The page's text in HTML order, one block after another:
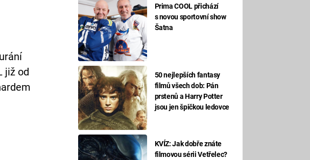
Prima COOL přichází
s novou sportovní show
Šatna
50 nejlepších fantasy
filmů všech dob: Pán
prstenů a Harry Potter
jsou jen špičkou ledovce
KVÍZ: Jak dobře znáte
filmovou sérii Vetřelec?
již od